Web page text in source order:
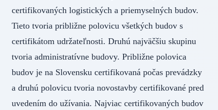
certifikovaných logistických a priemyselných budov.
Tieto tvoria približne polovicu všetkých budov s
certifikátom udržateľnosti. Druhú najväčšiu skupinu
tvoria administratívne budovy. Približne polovica
budov je na Slovensku certifikovaná počas prevádzky
a druhú polovicu tvoria novostavby certifikované pred
uvedením do užívania. Najviac certifikovaných budov